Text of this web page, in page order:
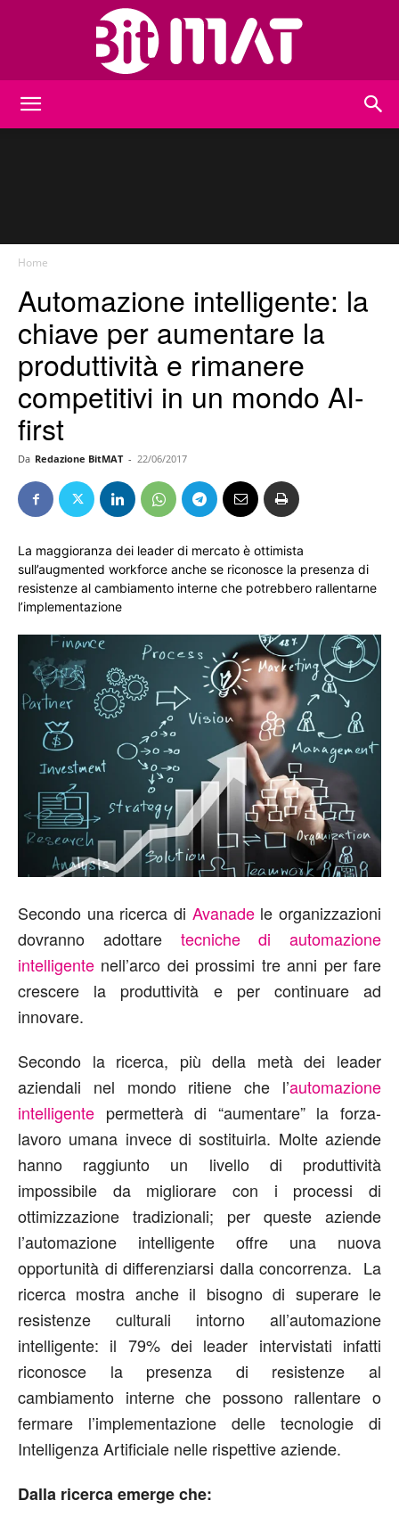
Home
Automazione intelligente: la
chiave per aumentare la
produttività e rimanere
competitivi in un mondo AI-
first
Da Redazione BitMAT - 22/06/2017
La maggioranza dei leader di mercato è ottimista
sull’augmented workforce anche se riconosce la presenza di
resistenze al cambiamento interne che potrebbero rallentarne
l’implementazione
Secondo una ricerca di Avanade le organizzazioni
dovranno adottare tecniche di automazione
intelligente nell’arco dei prossimi tre anni per fare
crescere la produttività e per continuare ad
innovare.
Secondo la ricerca, più della metà dei leader
aziendali nel mondo ritiene che l’automazione
intelligente permetterà di “aumentare” la forza-
lavoro umana invece di sostituirla. Molte aziende
hanno raggiunto un livello di produttività
impossibile da migliorare con i processi di
ottimizzazione tradizionali; per queste aziende
l’automazione intelligente offre una nuova
opportunità di differenziarsi dalla concorrenza. La
ricerca mostra anche il bisogno di superare le
resistenze culturali intorno all’automazione
intelligente: il 79% dei leader intervistati infatti
riconosce la presenza di resistenze al
cambiamento interne che possono rallentare o
fermare l’implementazione delle tecnologie di
Intelligenza Artificiale nelle rispettive aziende.
Dalla ricerca emerge che: